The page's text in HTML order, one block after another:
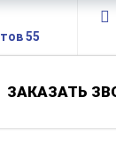
55
ЗАКАЗАТЬ